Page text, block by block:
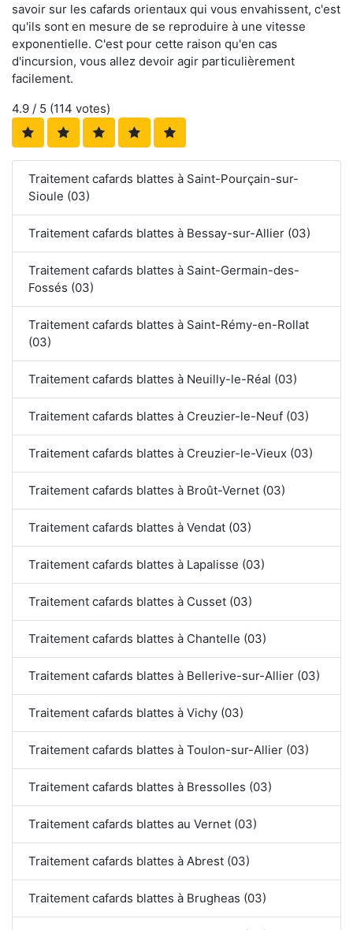
savoir sur les cafards orientaux qui vous envahissent, c'est
qu'ils sont en mesure de se reproduire à une vitesse
exponentielle. C'est pour cette raison qu'en cas
d'incursion, vous allez devoir agir particulièrement
facilement.
4.9 / 5 (114 votes)
Traitement cafards blattes à Saint-Pourçain-sur-
Sioule (03)
Traitement cafards blattes à Bessay-sur-Allier (03)
Traitement cafards blattes à Saint-Germain-des-
Fossés (03)
Traitement cafards blattes à Saint-Rémy-en-Rollat
(03)
Traitement cafards blattes à Neuilly-le-Réal (03)
Traitement cafards blattes à Creuzier-le-Neuf (03)
Traitement cafards blattes à Creuzier-le-Vieux (03)
Traitement cafards blattes à Broût-Vernet (03)
Traitement cafards blattes à Vendat (03)
Traitement cafards blattes à Lapalisse (03)
Traitement cafards blattes à Cusset (03)
Traitement cafards blattes à Chantelle (03)
Traitement cafards blattes à Bellerive-sur-Allier (03)
Traitement cafards blattes à Vichy (03)
Traitement cafards blattes à Toulon-sur-Allier (03)
Traitement cafards blattes à Bressolles (03)
Traitement cafards blattes au Vernet (03)
Traitement cafards blattes à Abrest (03)
Traitement cafards blattes à Brugheas (03)